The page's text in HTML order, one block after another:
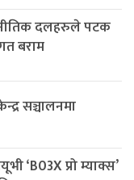
दलहरुले पटक
बराम
सञ्चालनमा
‘B03X प्रो म्याक्स’